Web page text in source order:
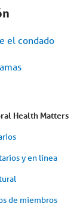
el condado
Health Matters
y en línea
de miembros